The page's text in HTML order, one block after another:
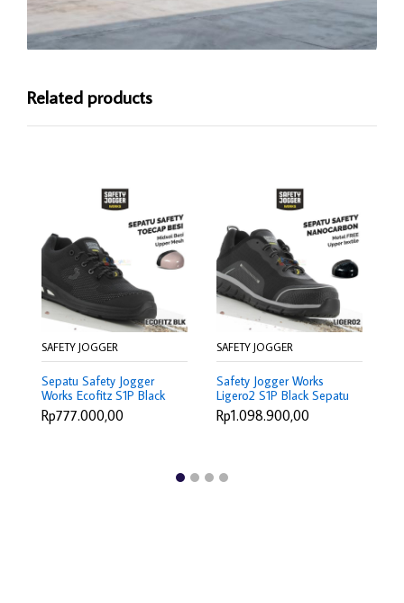
Related products
SAFETY JOGGER
Sepatu Safety Jogger
Works Ecofitz S1P Black
Breathable Upper Anti
Slip Steel Toecap Anti
Rp777.000,00
SAFETY JOGGER
Safety Jogger Works
Ligero2 S1P Black Sepatu
Safety Sepatu Proyek
Nano Carbon Toecap
Rp1.098.900,00